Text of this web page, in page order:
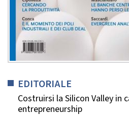
EDITORIALE
Costruirsi la Silicon Valley in
entrepreneurship